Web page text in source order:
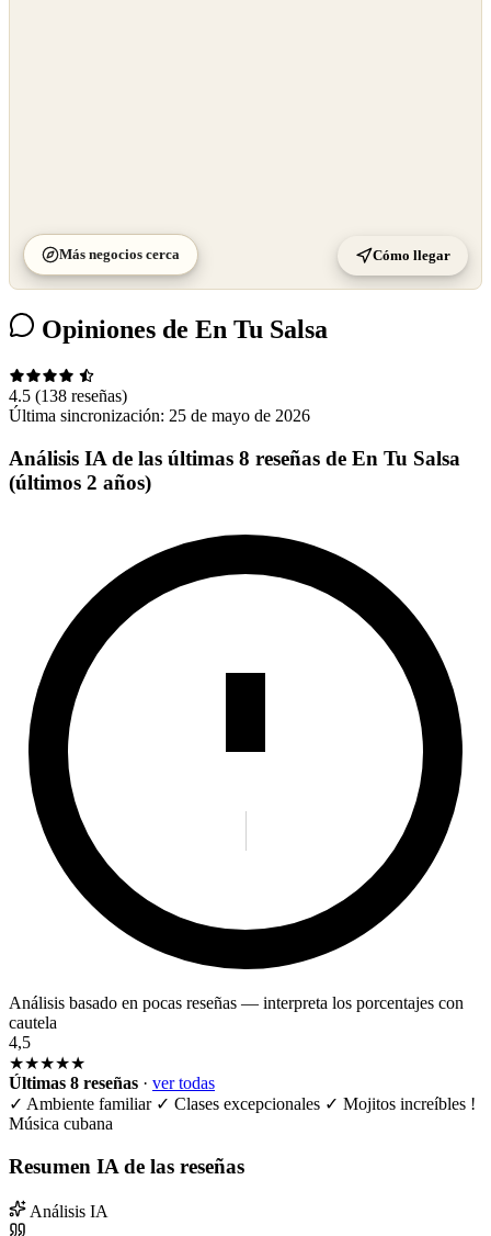
Más negocios cerca Cómo llegar
Opiniones de En Tu Salsa
4.5 (138 reseñas)
Última sincronización: 25 de mayo de 2026
Análisis IA de las últimas 8 reseñas de En Tu Salsa
(últimos 2 años)
Análisis basado en pocas reseñas — interpreta los porcentajes con
cautela
4,5
★★★★★
Últimas 8 reseñas · ver todas
✓ Ambiente familiar ✓ Clases excepcionales ✓ Mojitos increíbles !
Música cubana
Resumen IA de las reseñas
Análisis IA